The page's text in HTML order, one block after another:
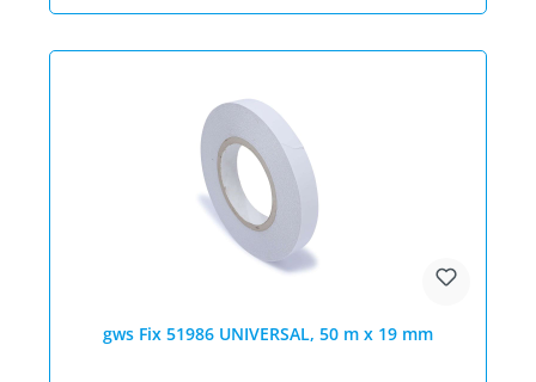
gws Fix 51986 UNIVERSAL, 50 m x 19 mm